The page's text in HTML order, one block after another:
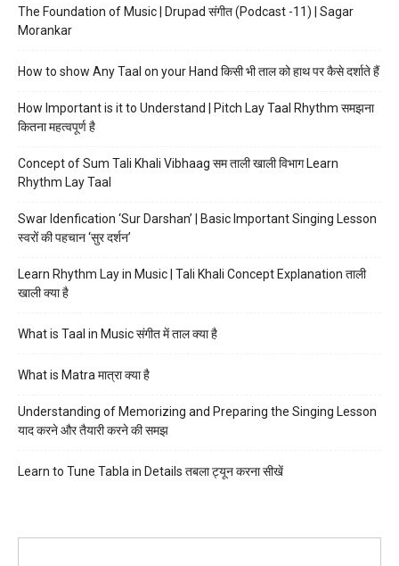
The Foundation of Music | Drupad संगीत (Podcast -11) | Sagar
Morankar
How to show Any Taal on your Hand किसी भी ताल को हाथ पर कैसे दर्शाते हैं
How Important is it to Understand | Pitch Lay Taal Rhythm समझना
कितना महत्वपूर्ण है
Concept of Sum Tali Khali Vibhaag सम ताली खाली विभाग Learn
Rhythm Lay Taal
Swar Idenfication ‘Sur Darshan’ | Basic Important Singing Lesson
स्वरों की पहचान ‘सुर दर्शन’
Learn Rhythm Lay in Music | Tali Khali Concept Explanation ताली
खाली क्या है
What is Taal in Music संगीत में ताल क्या है
What is Matra मात्रा क्या है
Understanding of Memorizing and Preparing the Singing Lesson
याद करने और तैयारी करने की समझ
Learn to Tune Tabla in Details तबला ट्यून करना सीखें